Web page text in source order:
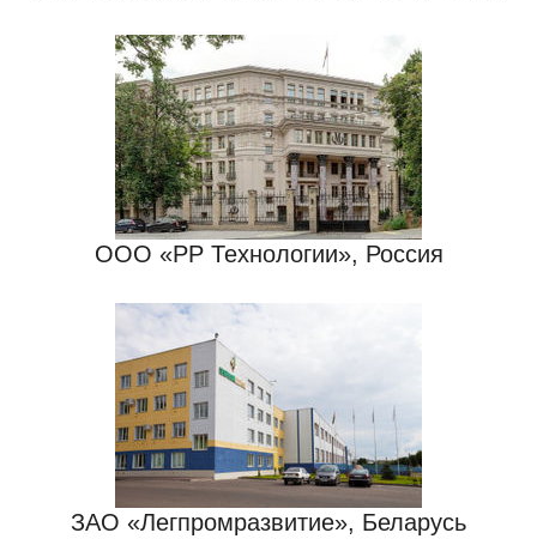
ООО «РР Технологии», Россия
ЗАО «Легпромразвитие», Беларусь